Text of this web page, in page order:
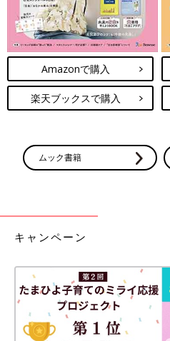
Amazonで購入
楽天ブックスで購入
ムック書籍
キャンペーン